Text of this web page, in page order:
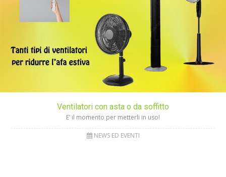
Ventilatori con asta o da soffitto
E’ il momento per metterli in uso!
NEWS ED EVENTI